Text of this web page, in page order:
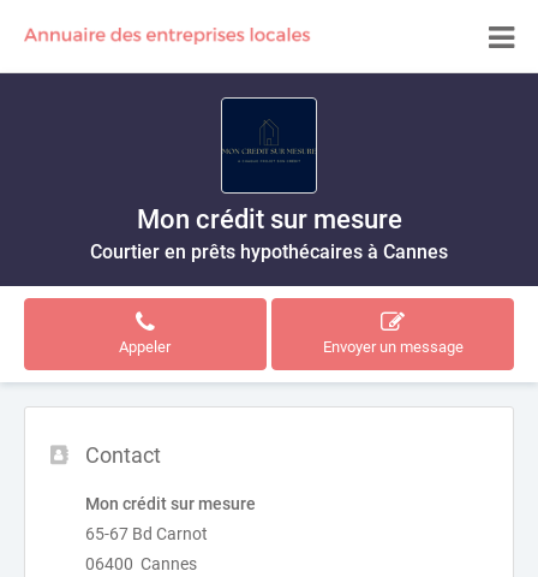
Mon crédit sur mesure
Courtier en prêts hypothécaires à Cannes
Appeler Envoyer un message
Contact
Mon crédit sur mesure
65-67 Bd Carnot
06400 Cannes